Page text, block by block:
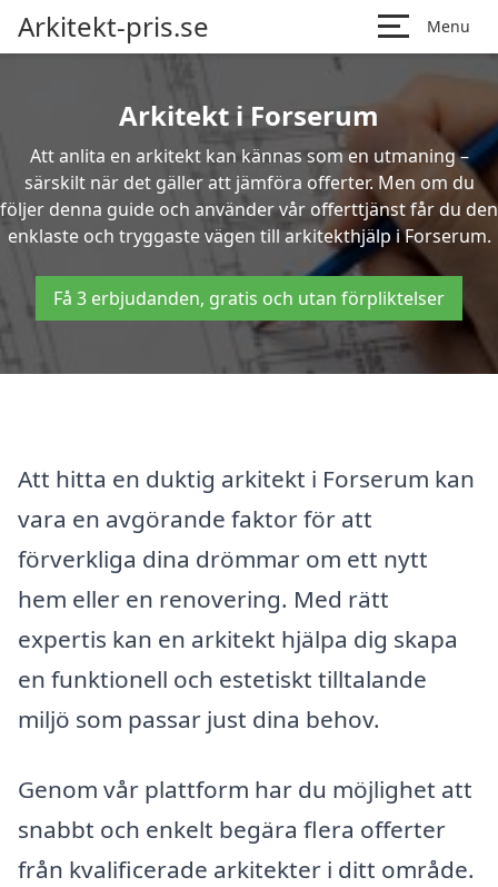
Arkitekt-pris.se Menu
Arkitekt i Forserum
Att anlita en arkitekt kan kännas som en utmaning –
särskilt när det gäller att jämföra offerter. Men om du
följer denna guide och använder vår offerttjänst får du den
enklaste och tryggaste vägen till arkitekthjälp i Forserum.
Få 3 erbjudanden, gratis och utan förpliktelser
Att hitta en duktig arkitekt i Forserum kan
vara en avgörande faktor för att
förverkliga dina drömmar om ett nytt
hem eller en renovering. Med rätt
expertis kan en arkitekt hjälpa dig skapa
en funktionell och estetiskt tilltalande
miljö som passar just dina behov.
Genom vår plattform har du möjlighet att
snabbt och enkelt begära flera offerter
från kvalificerade arkitekter i ditt område.